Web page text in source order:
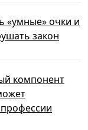
«умные» очки и
закон
компонент